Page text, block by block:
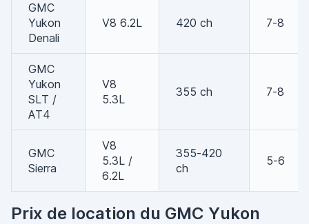
GMC
Yukon
Denali
V8 6.2L 420 ch 7-8
GMC
Yukon
SLT /
AT4
V8
5.3L
355 ch 7-8
GMC
Sierra
V8
5.3L /
6.2L
355-420
ch
5-6
Prix de location du GMC Yukon